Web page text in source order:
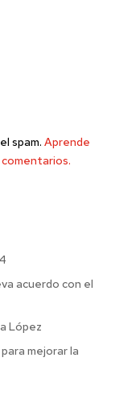
spam. Aprende
acuerdo con el
López
mejorar la